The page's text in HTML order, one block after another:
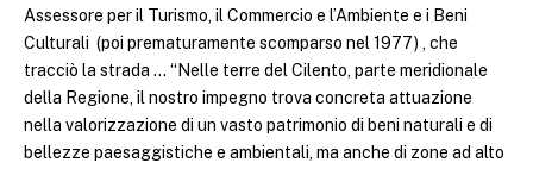
Assessore per il Turismo, il Commercio e l’Ambiente e i Beni
Culturali (poi prematuramente scomparso nel 1977) , che
tracciò la strada … “Nelle terre del Cilento, parte meridionale
della Regione, il nostro impegno trova concreta attuazione
nella valorizzazione di un vasto patrimonio di beni naturali e di
bellezze paesaggistiche e ambientali, ma anche di zone ad alto